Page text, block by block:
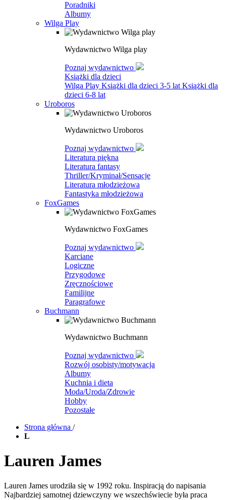
Poradniki
Albumy
Wilga Play
Wydawnictwo Wilga play
Poznaj wydawnictwo
Książki dla dzieci
Wilga Play Książki dla dzieci 3-5 lat Książki dla
dzieci 6-8 lat
Uroboros
Wydawnictwo Uroboros
Poznaj wydawnictwo
Literatura piękna
Literatura fantasy
Thriller/Kryminał/Sensacje
Literatura młodzieżowa
Fantastyka młodzieżowa
FoxGames
Wydawnictwo FoxGames
Poznaj wydawnictwo
Karciane
Logiczne
Przygodowe
Zręcznościowe
Familijne
Paragrafowe
Buchmann
Wydawnictwo Buchmann
Poznaj wydawnictwo
Rozwój osobisty/motywacja
Albumy
Kuchnia i dieta
Moda/Uroda/Zdrowie
Hobby
Pozostałe
Strona główna /
L
Lauren James
Lauren James urodziła się w 1992 roku. Inspiracją do napisania
Najbardziej samotnej dziewczyny we wszechświecie była praca